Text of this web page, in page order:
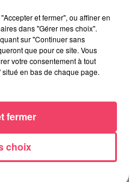
et fermer", ou affiner en
dans "Gérer mes choix".
sur "Continuer sans
que pour ce site. Vous
votre consentement à tout
en bas de chaque page.
choix
fermer